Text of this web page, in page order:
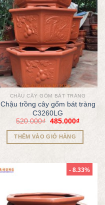
CHẬU CÂY GỐM BÁT TRÀNG
Chậu trồng cây gốm bát tràng
C3260LG
520.000₫ 485.000₫
THÊM VÀO GIỎ HÀNG
- 8.33%